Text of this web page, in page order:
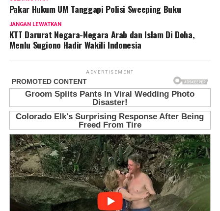
Pakar Hukum UM Tanggapi Polisi Sweeping Buku
JANGAN LEWATKAN
KTT Darurat Negara-Negara Arab dan Islam Di Doha,
Menlu Sugiono Hadir Wakili Indonesia
ADVERTISEMENT